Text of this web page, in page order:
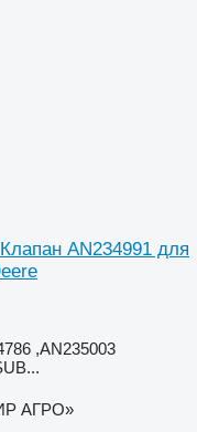
AN234991 для
,AN235003
АГРО»